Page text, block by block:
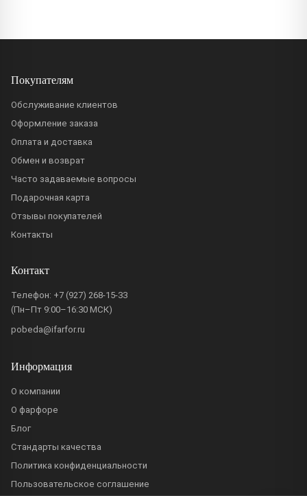
Покупателям
Обслуживание клиентов
Оформление заказа
Оплата и доставка
Обмен и возврат
Часто задаваемые вопросы
Подарочная карта
Отзывы покупателей
Контакты
Контакт
Телефон: +7 (927) 268-15-33
(Пн–Пт 9:00–16:30 МСК)
pobeda@ifarfor.ru
Информация
О компании
О фарфоре
Блог
Стандарты качества
Политика конфиденциальности
Пользовательское соглашение